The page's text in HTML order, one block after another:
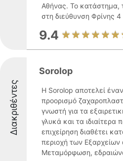
Αθήνας. Το κατάστημα,
στη διεύθυνση Φρίνης 4
9.4
Διακριθέντες
Sorolop
Η Sorolop αποτελεί
προορισμό
γνωστή για τα
γλυκά και τα ιδιαίτερα
επιχείρηση διαθέτει
περιοχή των Εξαρχείων
Μεταμόρφωση,